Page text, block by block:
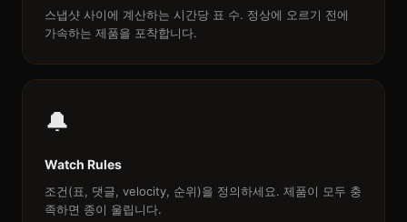
스냅샷 사이에 계산하는 시간당 표 수. 정상에 오르기 전에
가속하는 제품을 포착합니다.
🔔
Watch Rules
조건(표, 댓글, velocity, 순위)을 정의하세요. 제품이 모두 충
족하면 종이 울립니다.